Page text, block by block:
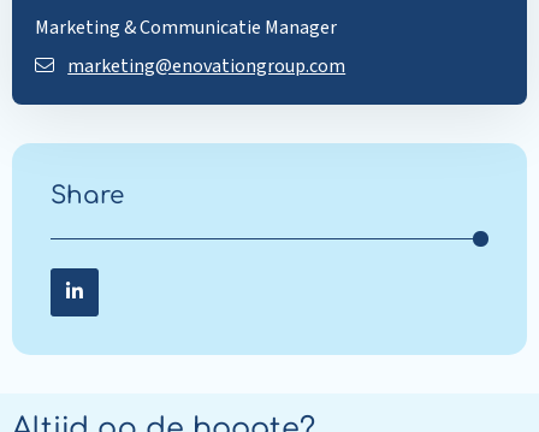
Marketing & Communicatie Manager
marketing@enovationgroup.com
Share
Share on LinkedIn
Share